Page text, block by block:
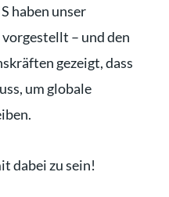
haben unser
– und den
gezeigt, dass
um globale
dabei zu sein!